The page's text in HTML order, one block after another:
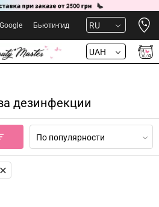
Бьюти-гид RU
UAH
дезинфекции
По популярности